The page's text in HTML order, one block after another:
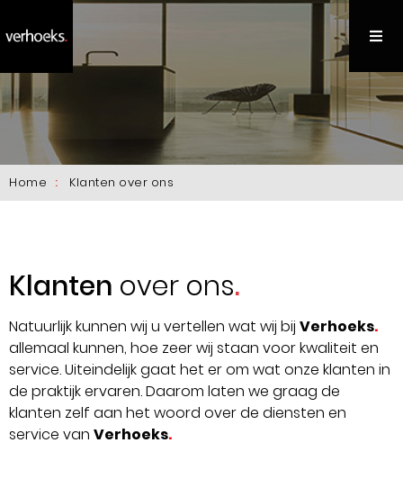
Home Klanten over ons
Klanten over ons
Natuurlijk kunnen wij u vertellen wat wij bij Verhoeks.
allemaal kunnen, hoe zeer wij staan voor kwaliteit en
service. Uiteindelijk gaat het er om wat onze klanten in
de praktijk ervaren. Daarom laten we graag de
klanten zelf aan het woord over de diensten en
service van Verhoeks.